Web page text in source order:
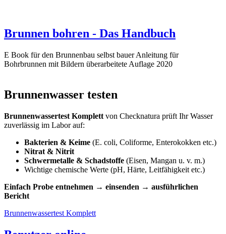
Brunnen bohren - Das Handbuch
E Book für den Brunnenbau selbst bauer Anleitung für
Bohrbrunnen mit Bildern überarbeitete Auflage 2020
Brunnenwasser testen
Brunnenwassertest Komplett von Checknatura prüft Ihr Wasser
zuverlässig im Labor auf:
Bakterien & Keime (E. coli, Coliforme, Enterokokken etc.)
Nitrat & Nitrit
Schwermetalle & Schadstoffe (Eisen, Mangan u. v. m.)
Wichtige chemische Werte (pH, Härte, Leitfähigkeit etc.)
Einfach Probe entnehmen → einsenden → ausführlichen
Bericht
Brunnenwassertest Komplett